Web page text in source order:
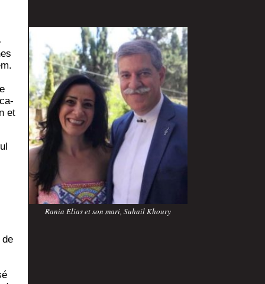
Rania Elias et son mari, Suhail Khoury
et